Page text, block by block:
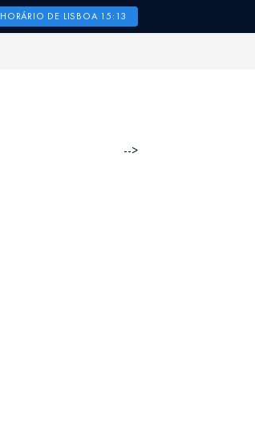
HORÁRIO DE LISBOA 15:13
-->